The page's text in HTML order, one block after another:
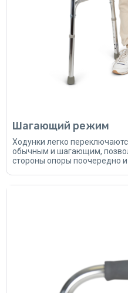
Шагающий режим
Ходунки легко
обычным и шагающим,
стороны опоры поочередно и